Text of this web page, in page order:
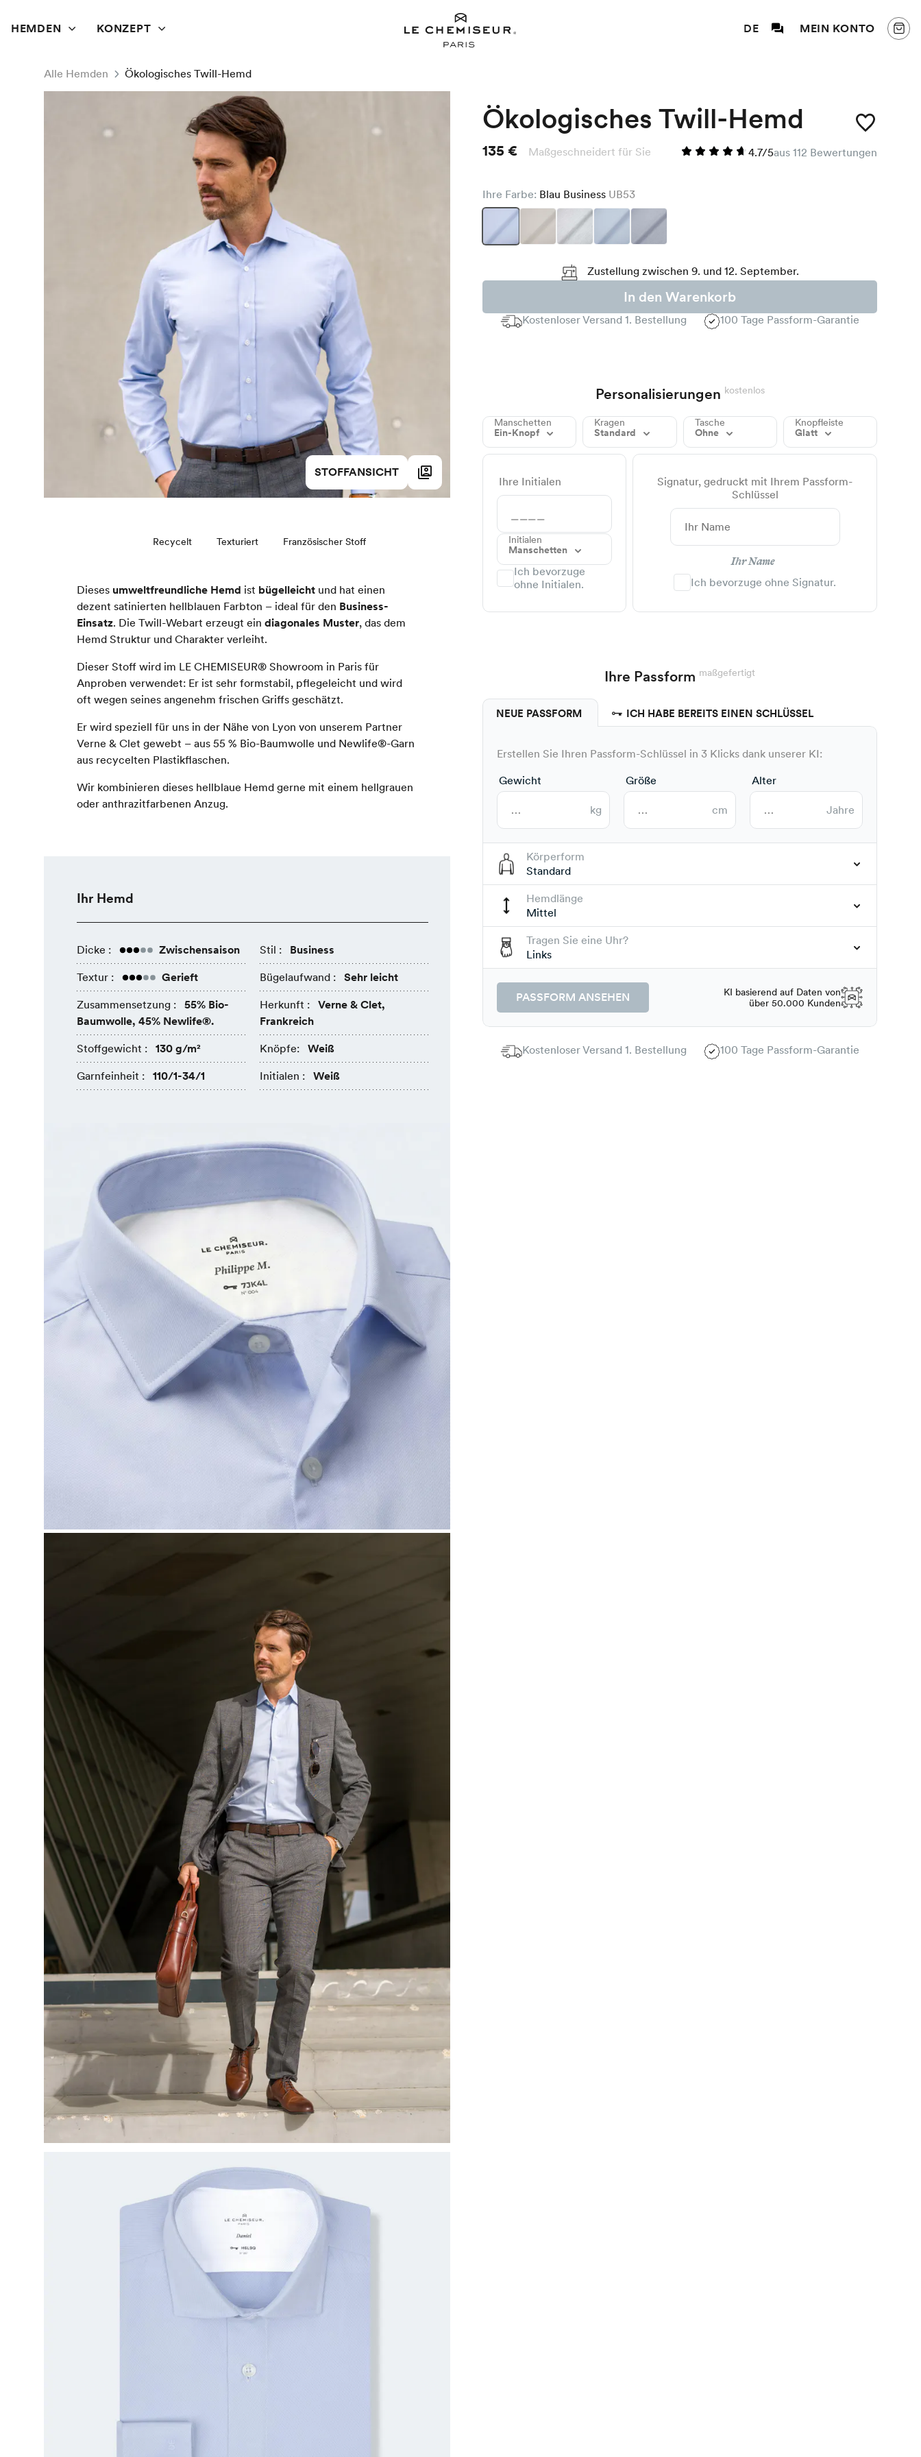
HEMDEN KONZEPT DE MEIN KONTO
Alle Hemden Ökologisches Twill-Hemd
STOFFANSICHT
Recycelt Texturiert Französischer Stoff
Dieses umweltfreundliche Hemd ist bügelleicht und hat einen
dezent satinierten hellblauen Farbton – ideal für den Business-
Einsatz. Die Twill-Webart erzeugt ein diagonales Muster, das dem
Hemd Struktur und Charakter verleiht.
Dieser Stoff wird im LE CHEMISEUR® Showroom in Paris für
Anproben verwendet: Er ist sehr formstabil, pflegeleicht und wird
oft wegen seines angenehm frischen Griffs geschätzt.
Er wird speziell für uns in der Nähe von Lyon von unserem Partner
Verne & Clet gewebt – aus 55 % Bio-Baumwolle und Newlife®-Garn
aus recycelten Plastikflaschen.
Wir kombinieren dieses hellblaue Hemd gerne mit einem hellgrauen
oder anthrazitfarbenen Anzug.
Ihr Hemd
Dicke : Zwischensaison
Textur : Gerieft
Zusammensetzung :
55% Bio-
Baumwolle, 45% Newlife®.
Stoffgewicht : 130 g/m²
Garnfeinheit : 110/1-34/1
Stil : Business
Bügelaufwand : Sehr leicht
Herkunft :
Verne & Clet,
Frankreich
Knöpfe: Weiß
Initialen : Weiß
Ökologisches Twill-Hemd
135 € Maßgeschneidert für Sie 4.7/5aus 112 Bewertungen
Ihre Farbe: Blau Business UB53
Zustellung zwischen 9. und 12. September.
In den Warenkorb
Kostenloser Versand 1. Bestellung 100 Tage Passform-Garantie
Personalisierungen kostenlos
Manschetten
Ein-Knopf
Kragen
Standard
Tasche
Ohne
Knopfleiste
Glatt
Ihre Initialen
Initialen
Manschetten
Ich bevorzuge
ohne Initialen.
Signatur, gedruckt mit Ihrem Passform-
Schlüssel
Ihr Name
Ich bevorzuge ohne Signatur.
Ihre Passform maßgefertigt
NEUE PASSFORM ICH HABE BEREITS EINEN SCHLÜSSEL
Erstellen Sie Ihren Passform-Schlüssel in 3 Klicks dank unserer KI:
Gewicht
kg
Größe
cm
Alter
Jahre
Körperform
Standard
Hemdlänge
Mittel
Tragen Sie eine Uhr?
Links
PASSFORM ANSEHEN
KI basierend auf Daten von
über 50.000 Kunden
Kostenloser Versand 1. Bestellung 100 Tage Passform-Garantie